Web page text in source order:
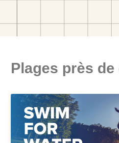
Plages près